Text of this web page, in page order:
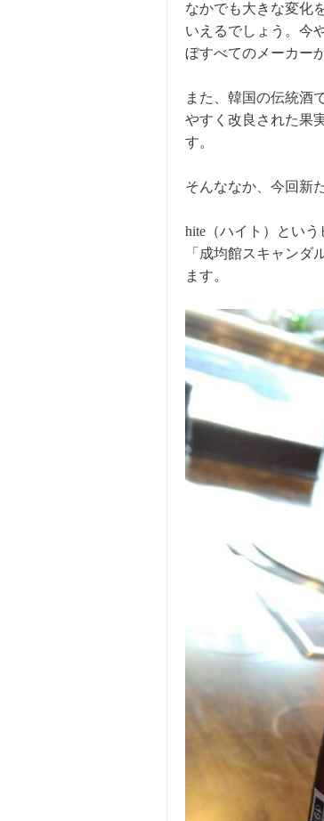
なかでも大きな変化
いえるでしょう。今
ぼすべてのメーカー
また、韓国の伝統酒
やすく改良された果
す。
そんななか、今回新
hite（ハイト）とい
「成均館スキャン
ます。